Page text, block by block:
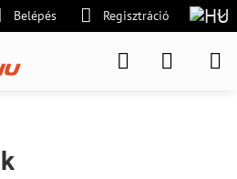
Belépés Regisztráció